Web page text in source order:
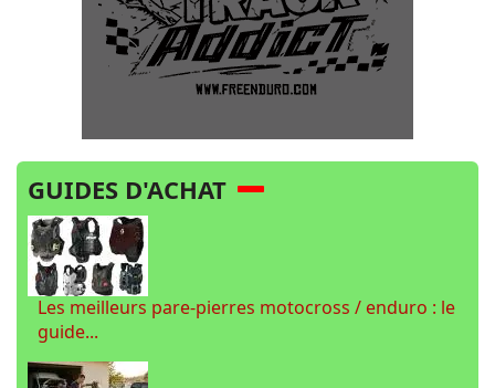
GUIDES D'ACHAT
Les meilleurs pare-pierres motocross / enduro : le
guide...